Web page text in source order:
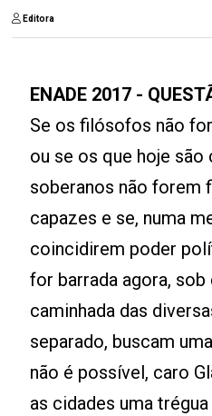
Editora
ENADE 2017 -
Se os filósofos não
ou se os que hoje são
soberanos não forem
capazes e se, numa
coincidirem poder
for barrada agora,
caminhada das
separado, buscam
não é possível, caro
as cidades uma